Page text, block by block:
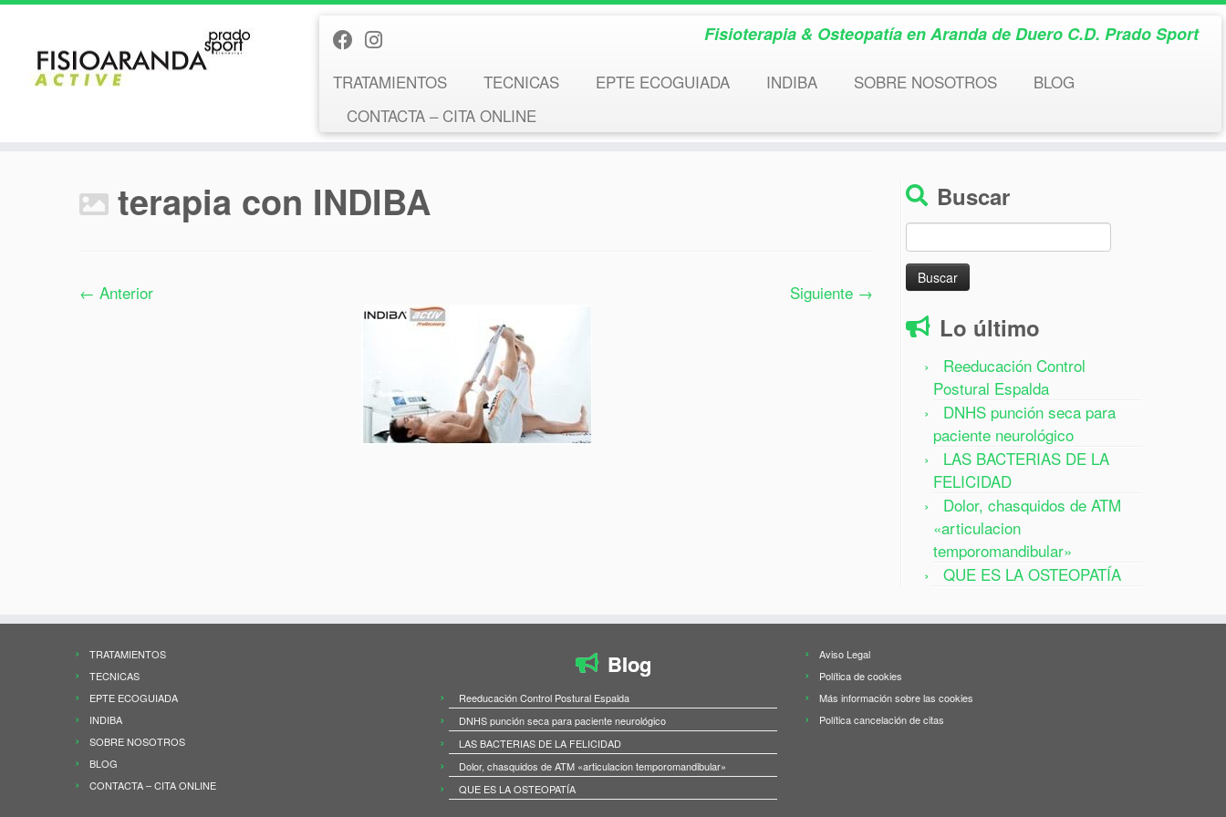
Saltar
contenido
Fisioterapia & Osteopatía en Aranda de Duero C.D. Prado Sport
TRATAMIENTOS TECNICAS EPTE ECOGUIADA INDIBA SOBRE NOSOTROS
BLOG
CONTACTA – CITA ONLINE
terapia con INDIBA
← Anterior Siguiente →
Buscar
Lo último
Reeducación Control
Postural Espalda
DNHS punción seca para
paciente neurológico
LAS BACTERIAS DE LA
FELICIDAD
Dolor, chasquidos de ATM
«articulacion
temporomandibular»
QUE ES LA OSTEOPATÍA
TRATAMIENTOS
TECNICAS
EPTE ECOGUIADA
INDIBA
SOBRE NOSOTROS
BLOG
CONTACTA – CITA ONLINE
Blog
Reeducación Control Postural Espalda
DNHS punción seca para paciente neurológico
LAS BACTERIAS DE LA FELICIDAD
Dolor, chasquidos de ATM «articulacion temporomandibular»
QUE ES LA OSTEOPATÍA
Aviso Legal
Política de cookies
Más información sobre las cookies
Política cancelación de citas